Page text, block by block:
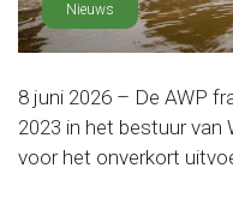
Nieuws
8 juni 2026 – De AWP
2023 in het bestuur van
voor het onverkort